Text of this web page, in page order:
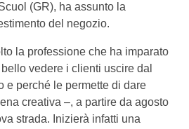
(GR), ha assunto la
del negozio.
la professione che ha imparato
vedere i clienti uscire dal
e perché le permette di dare
creativa –, a partire da agosto
strada. Inizierà infatti una